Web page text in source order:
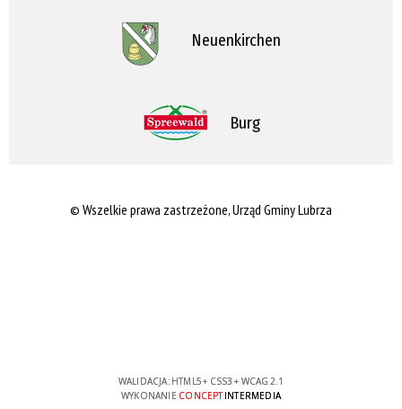
Neuenkirchen
Burg
© Wszelkie prawa zastrzeżone, Urząd Gminy Lubrza
WALIDACJA: HTML5+ CSS3 + WCAG 2.1
WYKONANIE CONCEPTINTERMEDIA